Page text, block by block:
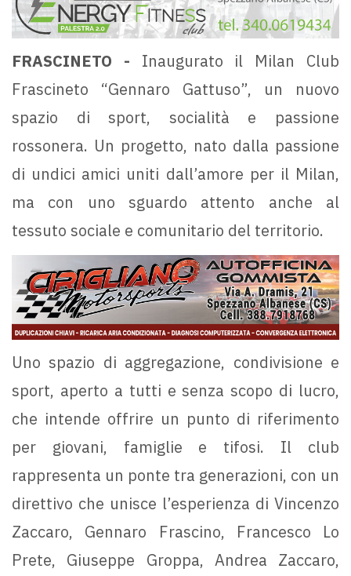
FRASCINETO - Inaugurato il Milan Club
Frascineto “Gennaro Gattuso”, un nuovo
spazio di sport, socialità e passione
rossonera. Un progetto, nato dalla passione
di undici amici uniti dall’amore per il Milan,
ma con uno sguardo attento anche al
tessuto sociale e comunitario del territorio.
Uno spazio di aggregazione, condivisione e
sport, aperto a tutti e senza scopo di lucro,
che intende offrire un punto di riferimento
per giovani, famiglie e tifosi. Il club
rappresenta un ponte tra generazioni, con un
direttivo che unisce l’esperienza di Vincenzo
Zaccaro, Gennaro Frascino, Francesco Lo
Prete, Giuseppe Groppa, Andrea Zaccaro,